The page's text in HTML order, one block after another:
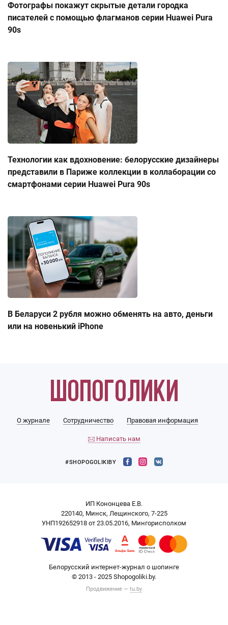
Фотографы покажут скрытые детали городка
писателей с помощью флагманов серии Huawei Pura
90s
Технологии как вдохновение: белорусские дизайнеры
представили в Париже коллекции в коллаборации со
смартфонами серии Huawei Pura 90s
В Беларуси 2 рубля можно обменять на авто, деньги
или на новенький iPhone
О журнале Сотрудничество Правовая информация
Написать нам
#SHOPOGOLIKIBY
ИП Кононцева Е.В.
220140, Минск, Лещинского, 7-225
УНП192652918 от 23.05.2016, Мингорисполком
Белорусский интернет-журнал о шопинге
© 2013 - 2025 Shopogoliki.by.
Продвижение — tu.by